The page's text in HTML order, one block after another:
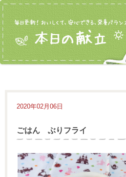
2020年02月06日
ごはん ぶりフライ